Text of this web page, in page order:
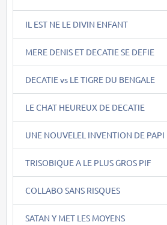
IL EST NE LE DIVIN ENFANT
MERE DENIS ET DECATIE SE DEFIE
DECATIE vs LE TIGRE DU BENGALE
LE CHAT HEUREUX DE DECATIE
UNE NOUVELEL INVENTION DE PAPI
TRISOBIQUE A LE PLUS GROS PIF
COLLABO SANS RISQUES
SATAN Y MET LES MOYENS